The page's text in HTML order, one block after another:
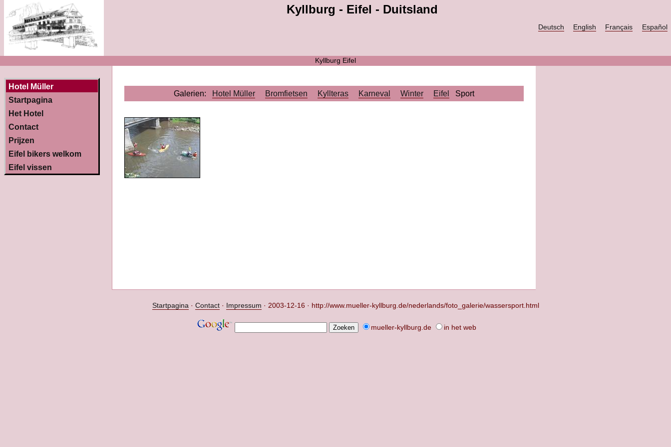
Kyllburg - Eifel - Duitsland
Deutsch English Français Español
Kyllburg Eifel
Hotel Müller
Startpagina
Het Hotel
Contact
Prijzen
Eifel bikers welkom
Eifel vissen
Galerien: Hotel Müller Bromfietsen Kyllteras Karneval Winter Eifel Sport
Startpagina· Contact· Impressum · 2003-12-16 · http://www.mueller-kyllburg.de/nederlands/foto_galerie/wassersport.html
mueller-kyllburg.de in het web